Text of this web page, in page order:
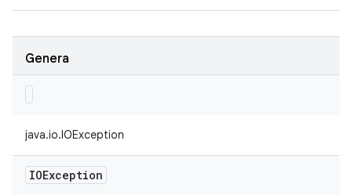
Genera
java.io.IOException
IOException